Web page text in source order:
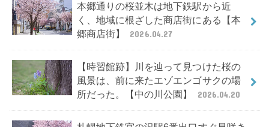
本郷通りの桜並木は地下鉄駅から近
く、地域に根ざした商店街にある【本
郷商店街】
2026.04.27
【時習館跡】川を辿って見つけた桜の
風景は、前に来たエゾエンゴサクの場
所だった。【中の川公園】
2026.04.20